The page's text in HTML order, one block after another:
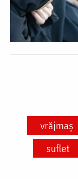
vrăjmaș
suflet